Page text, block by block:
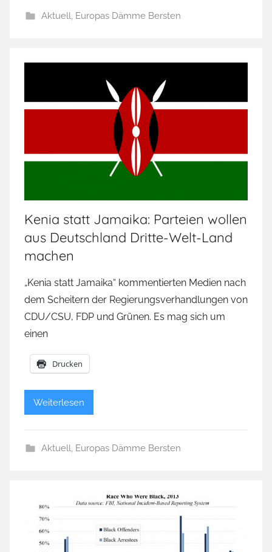
Aktuell Europas Dämme Bersten
Kenia statt Jamaika: Parteien wollen
aus Deutschland Dritte-Welt-Land
machen
„Kenia statt Jamaika“ kommentierten Medien nach
dem Scheitern der Regierungsverhandlungen von
CDU/CSU, FDP und Grünen. Es mag sich um
einen
Drucken
Weiterlesen
Aktuell, Europas Dämme Bersten